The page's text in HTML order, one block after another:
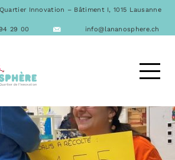
Innovation – Bâtiment I, 1015 Lausanne
29 00 info@lananosphere.ch
ACTIVITÉS
D’ACCUEIL